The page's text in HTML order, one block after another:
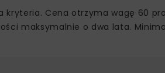
Cena otrzyma wagę 60
maksymalnie o dwa lata.